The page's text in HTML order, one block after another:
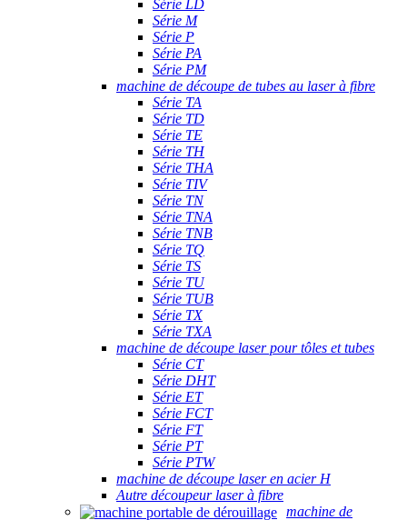
Série LD
Série M
Série P
Série PA
Série PM
machine de découpe de tubes au laser à fibre
Série TA
Série TD
Série TE
Série TH
Série THA
Série TIV
Série TN
Série TNA
Série TNB
Série TQ
Série TS
Série TU
Série TUB
Série TX
Série TXA
machine de découpe laser pour tôles et tubes
Série CT
Série DHT
Série ET
Série FCT
Série FT
Série PT
Série PTW
machine de découpe laser en acier H
Autre découpeur laser à fibre
machine de